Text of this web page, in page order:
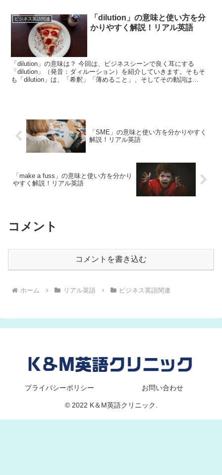
ビジネス英語関連
「dilution」の意味と使い方を分
かりやすく解説！リアル英語
「dilution」の意味は？ 今回は、ビジネスシーンで良く耳にする
「dilution」（発音：ダィルーション）を紹介していきます。そもそ
も「dilution」は、「希釈」「薄めること」、そしてその動詞は
「SME」の意味と使い方を分かりやすく
解説！リアル英語
「make a fuss」の意味と使い方を分かり
やすく解説！リアル英語
コメント
コメントを書き込む
ホーム リアル英語 ビジネス英語関連
プライバシーポリシー お問い合わせ
© 2022 K＆M英語クリニック.